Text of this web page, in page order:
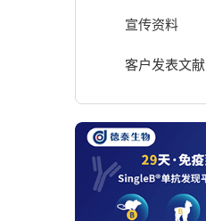
宣传资料
客户发表文献